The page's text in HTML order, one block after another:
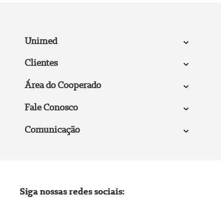
Unimed
Clientes
Área do Cooperado
Fale Conosco
Comunicação
Siga nossas redes sociais: